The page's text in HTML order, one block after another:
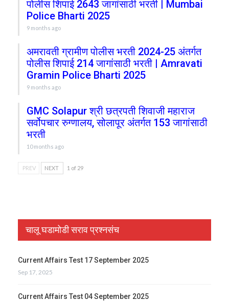
पोलीस शिपाई 2643 जागांसाठी भरती | Mumbai
Police Bharti 2025
9 months ago
अमरावती ग्रामीण पोलीस भरती 2024-25 अंतर्गत
पोलीस शिपाई 214 जागांसाठी भरती | Amravati
Gramin Police Bharti 2025
9 months ago
GMC Solapur श्री छत्रपती शिवाजी महाराज
सर्वोपचार रुग्णालय, सोलापूर अंतर्गत 153 जागांसाठी
भरती
10 months ago
PREV NEXT 1 of 29
चालू घडामोडी सराव प्रश्नसंच
Current Affairs Test 17 September 2025
Sep 17, 2025
Current Affairs Test 04 September 2025